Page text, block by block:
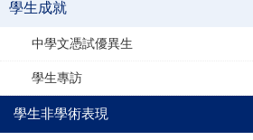
學生成就
中學文憑試優異生
學生專訪
學生非學術表現